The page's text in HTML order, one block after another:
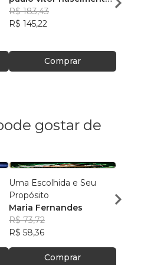
de oliveira
R$ 183,43
R$ 145,22
Comprar
de
R$
gostar de
Uma Escolhida e Seu
Propósito
Maria Fernandes
R$ 73,72
R$ 58,36
Comprar
DOR